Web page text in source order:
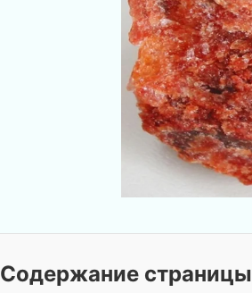
Содержание страницы